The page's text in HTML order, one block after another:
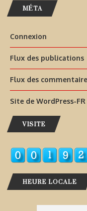
MÉTA
Connexion
Flux des publications
Flux des
Site de WordPress-FR
VISITE
HEURE LOCALE